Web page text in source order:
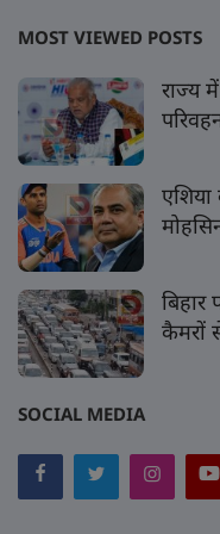
MOST VIEWED POSTS
राज्य
एशिया
बिहार
कैमरों
SOCIAL MEDIA